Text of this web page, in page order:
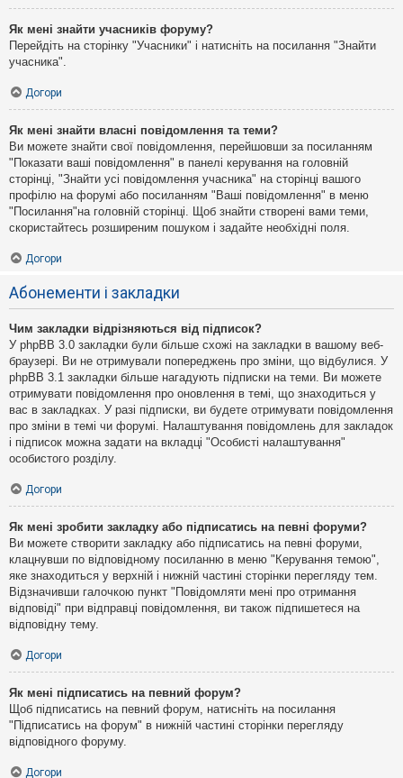
Як мені знайти учасників форуму?
Перейдіть на сторінку "Учасники" і натисніть на посилання "Знайти
учасника".
Догори
Як мені знайти власні повідомлення та теми?
Ви можете знайти свої повідомлення, перейшовши за посиланням
"Показати ваші повідомлення" в панелі керування на головній
сторінці, "Знайти усі повідомлення учасника" на сторінці вашого
профілю на форумі або посиланням "Ваші повідомлення" в меню
"Посилання"на головній сторінці. Щоб знайти створені вами теми,
скористайтесь розширеним пошуком і задайте необхідні поля.
Догори
Абонементи і закладки
Чим закладки відрізняються від підписок?
У phpBB 3.0 закладки були більше схожі на закладки в вашому веб-
браузері. Ви не отримували попереджень про зміни, що відбулися. У
phpBB 3.1 закладки більше нагадують підписки на теми. Ви можете
отримувати повідомлення про оновлення в темі, що знаходиться у
вас в закладках. У разі підписки, ви будете отримувати повідомлення
про зміни в темі чи форумі. Налаштування повідомлень для закладок
і підписок можна задати на вкладці "Особисті налаштування"
особистого розділу.
Догори
Як мені зробити закладку або підписатись на певні форуми?
Ви можете створити закладку або підписатись на певні форуми,
клацнувши по відповідному посиланню в меню "Керування темою",
яке знаходиться у верхній і нижній частині сторінки перегляду тем.
Відзначивши галочкою пункт "Повідомляти мені про отримання
відповіді" при відправці повідомлення, ви також підпишетеся на
відповідну тему.
Догори
Як мені підписатись на певний форум?
Щоб підписатись на певний форум, натисніть на посилання
"Підписатись на форум" в нижній частині сторінки перегляду
відповідного форуму.
Догори